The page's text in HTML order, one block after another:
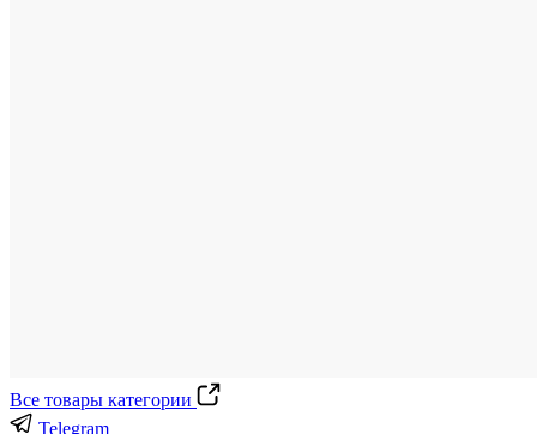
Все товары категории
Telegram